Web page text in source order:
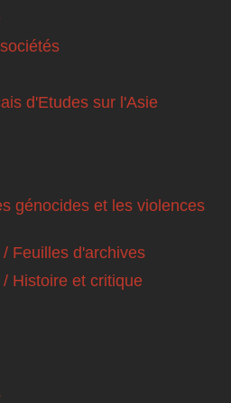
d'Etudes sur l'Asie
génocides et les violences
Feuilles d'archives
Histoire et critique